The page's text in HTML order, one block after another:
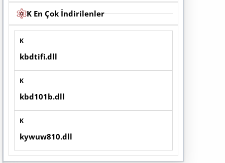
K En Çok İndirilenler
K
kbdtifi.dll
K
kbd101b.dll
K
kywuw810.dll